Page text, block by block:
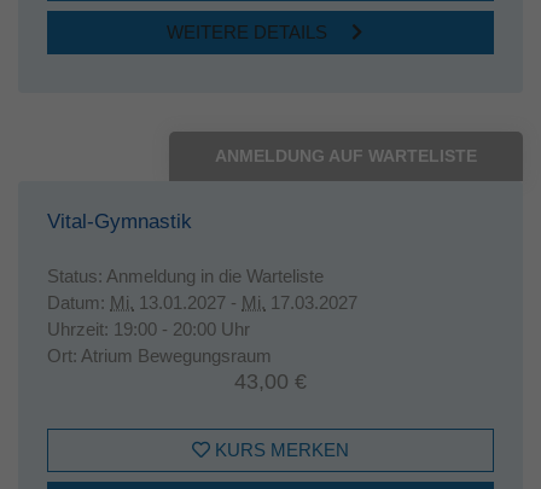
WEITERE DETAILS
ANMELDUNG AUF WARTELISTE
Vital-Gymnastik
Status: Anmeldung in die Warteliste
Datum: Mi. 13.01.2027 - Mi. 17.03.2027
Uhrzeit: 19:00 - 20:00 Uhr
Ort: Atrium Bewegungsraum
43,00 €
KURS MERKEN